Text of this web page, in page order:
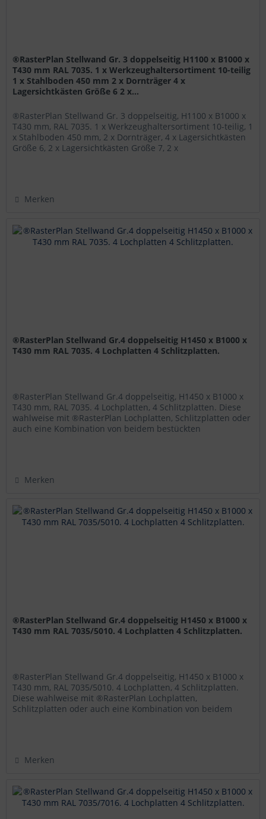
®RasterPlan Stellwand Gr. 3 doppelseitig H1100 x B1000 x
T430 mm RAL 7035. 1 x Werkzeughaltersortiment 10-teilig
1 x Stahlboden 450 mm 2 x Dornträger 4 x
Lagersichtkästen Größe 6 2 x...
®RasterPlan Stellwand Gr. 3 doppelseitig, H1100 x B1000 x
T430 mm, RAL 7035. 1 x Werkzeughaltersortiment 10-teilig, 1
x Stahlboden 450 mm, 2 x Dornträger, 4 x Lagersichtkästen
Größe 6, 2 x Lagersichtkästen Größe 7, 2 x
Merken
®RasterPlan Stellwand Gr.4 doppelseitig H1450 x B1000 x
T430 mm RAL 7035. 4 Lochplatten 4 Schlitzplatten.
®RasterPlan Stellwand Gr.4 doppelseitig, H1450 x B1000 x
T430 mm, RAL 7035. 4 Lochplatten, 4 Schlitzplatten. Diese
wahlweise mit ®RasterPlan Lochplatten, Schlitzplatten oder
auch eine Kombination von beidem bestückten
Merken
®RasterPlan Stellwand Gr.4 doppelseitig H1450 x B1000 x
T430 mm RAL 7035/5010. 4 Lochplatten 4 Schlitzplatten.
®RasterPlan Stellwand Gr.4 doppelseitig, H1450 x B1000 x
T430 mm, RAL 7035/5010. 4 Lochplatten, 4 Schlitzplatten.
Diese wahlweise mit ®RasterPlan Lochplatten,
Schlitzplatten oder auch eine Kombination von beidem
Merken